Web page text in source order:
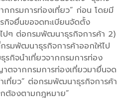
กรมการท่องเที่ยว” ก่อน โดยมี
กิจยื่นขอจดทะเบียนจัดตั้ง
ปๆ ต่อกรมพัฒนาธุรกิจการค้า 2)
รมพัฒนาธุรกิจการค้าออกให้ไป
รกิจนำเที่ยวจากกรมการท่อง
ตจากกรมการท่องเที่ยวมายื่นจด
เที่ยว” ต่อกรมพัฒนาธุรกิจการค้า
ต้องตามกฎหมาย”